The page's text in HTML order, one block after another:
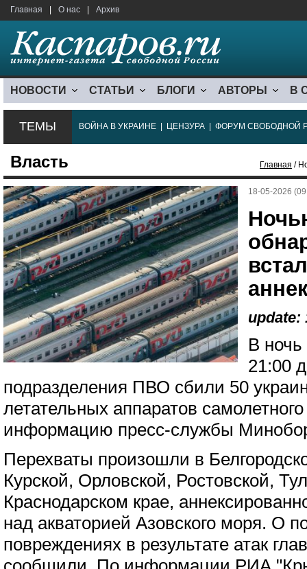
Главная О нас Архив
НОВОСТИ СТАТЬИ БЛОГИ АВТОРЫ В
ТЕМЫ ВОЙНА В УКРАИНЕ ЦЕНЗУРА ФОРУМ СВОБОДНОЙ
Власть Главная /
18-05-2026
update:
В
21:00
подразделения ПВО сбили 50
летательных аппаратов
информацию пресс-службы
Перехваты произошли в
Курской, Орловской, Ростовской,
Краснодарском крае,
над акваторией Азовского моря. О
повреждениях в результате атак